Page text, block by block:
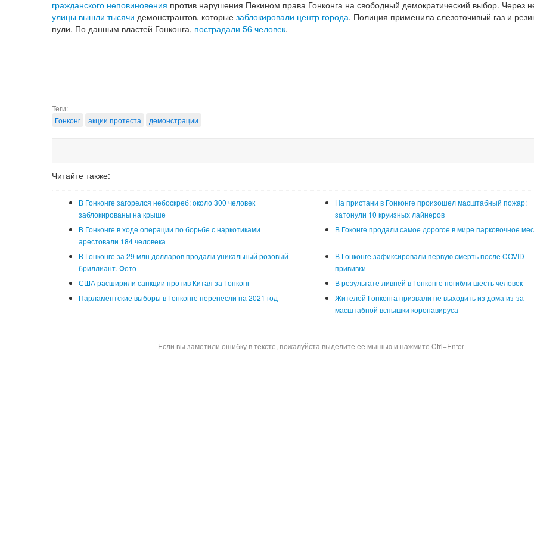
гражданского неповиновения против нарушения Пекином права Гонконга на свободный демократический выбор. Через
улицы вышли тысячи демонстрантов, которые заблокировали центр города. Полиция применила слезоточивый газ и
пули. По данным властей Гонконга, пострадали 56 человек.
Теги:
Гонконг
акции протеста демонстрации
Читайте также:
В Гонконге загорелся небоскреб: около 300 человек
заблокированы на крыше
На пристани в Гонконге произошел масштабный пожар:
затонули 10 круизных лайнеров
В Гонконге в ходе операции по борьбе с наркотиками
арестовали 184 человека
В Гоконге продали самое дорогое в мире парковочное
В Гонконге за 29 млн долларов продали уникальный розовый
бриллиант. Фото
В Гонконге зафиксировали первую смерть после COVID-
прививки
США расширили санкции против Китая за Гонконг
В результате ливней в Гонконге погибли шесть человек
Парламентские выборы в Гонконге перенесли на 2021 год
Жителей Гонконга призвали не выходить из дома из-за
масштабной вспышки коронавируса
Если вы заметили ошибку в тексте, пожалуйста выделите её мышью и нажмите Ctrl+Enter